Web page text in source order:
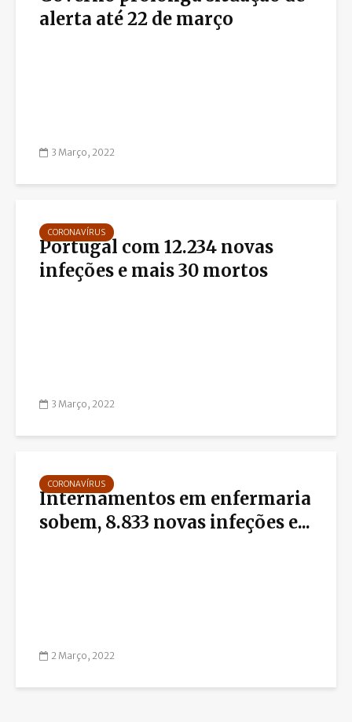
alerta até 22 de março
3 Março, 2022
CORONAVÍRUS
Portugal com 12.234 novas
infeções e mais 30 mortos
3 Março, 2022
CORONAVÍRUS
Internamentos em enfermaria
sobem, 8.833 novas infeções e...
2 Março, 2022